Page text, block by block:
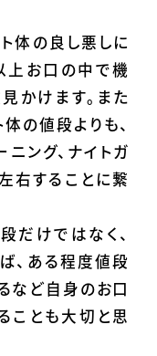
体の良し悪しに
上お口の中で機
かけます。また
の値段よりも、
ング、ナイトガ
右することに繋
だけではなく、
、ある程度値段
など自身のお口
ことも大切と思